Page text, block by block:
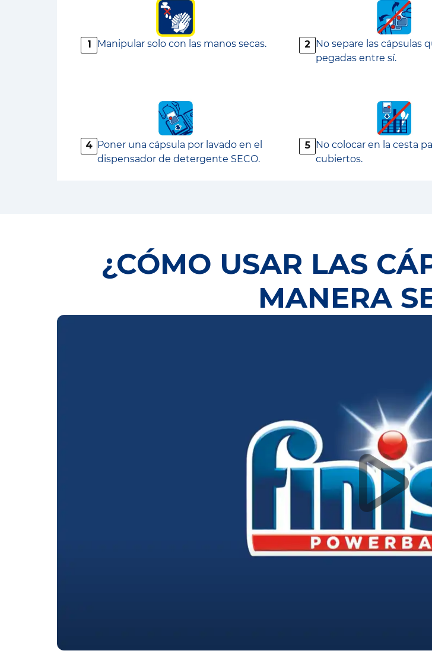
1 Manipular solo con las manos secas. 2 No separe las cápsulas
pegadas entre sí.
4 Poner una cápsula por lavado en el
dispensador de detergente SECO.
5 No colocar en la cesta
cubiertos.
¿CÓMO USAR LAS
MANERA